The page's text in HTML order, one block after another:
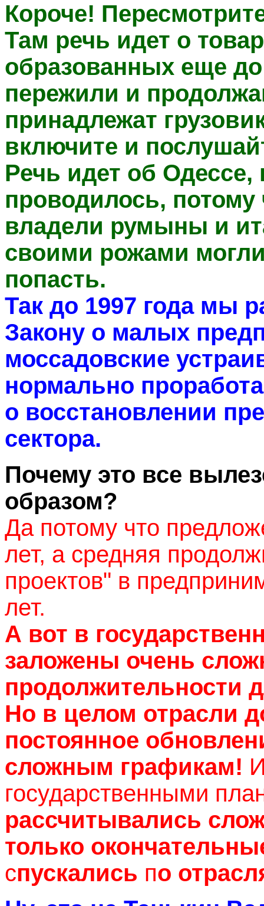
Короче!
Там речь идет о
образованных еще
пережили и
принадлежат
включите и
Речь идет об Одессе,
проводилось,
владели румыны и
своими рожами
попасть.
Так до 1997 года мы
Закону о малых
моссадовские
нормально
о восстановлении
сектора.
Почему это все
образом?
Да потому что
лет, а средняя
проектов" в
лет.
А вот в
заложены очень
продолжительности
Но в целом отрасли
постоянное
сложным графикам!
государственными
рассчитывались
только
спускались по